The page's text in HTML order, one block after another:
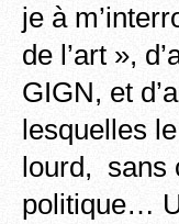
je à
de l’art »,
GIGN, et
lesquelles
lourd, sans
politique…